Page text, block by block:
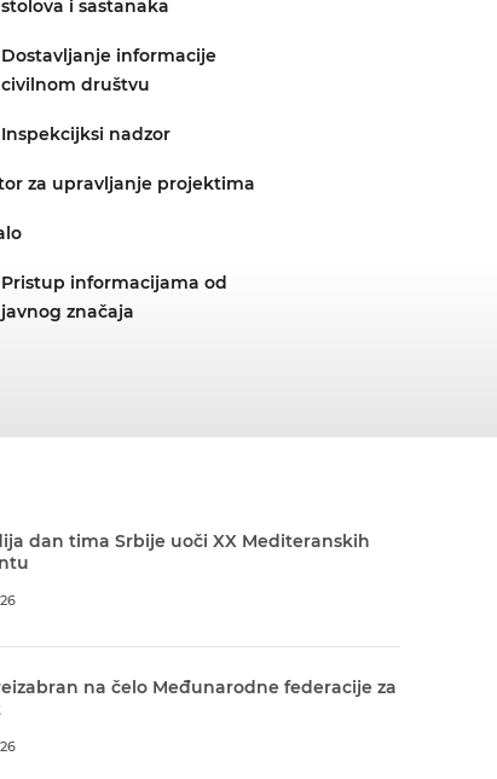
stolova i sastanaka
Dostavljanje informacije
civilnom društvu
Inspekcijksi nadzor
za upravljanje projektima
Pristup informacijama od
javnog značaja
dan tima Srbije uoči XX Mediteranskih
na čelo Međunarodne federacije za